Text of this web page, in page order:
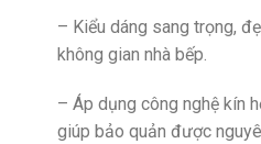
– Kiểu dáng sang trọng,
không gian nhà bếp.
– Áp dụng công nghệ kín
giúp bảo quản được